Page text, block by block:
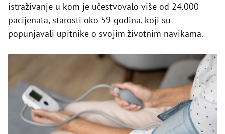
istraživanje u kom je učestvovalo više od 24.000
pacijenata, starosti oko 59 godina, koji su
popunjavali upitnike o svojim životnim navikama.